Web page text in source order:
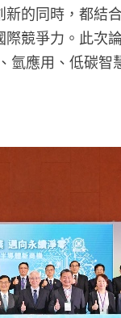
的同時，都結
競爭力。此次
氫應用、低碳